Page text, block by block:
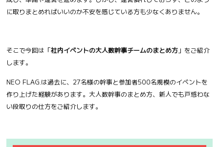
に取りまとめればいいのか不安を感じている方も少なくありません。
そこで今回は「社内イベントの大人数幹事チームのまとめ方」をご紹介
します。
NEO FLAG.は過去に、27名様の幹事と参加者500名規模のイベントを
作り上げた経験があります。大人数幹事のまとめ方、新人でも戸惑わな
い段取りの仕方をご紹介します。